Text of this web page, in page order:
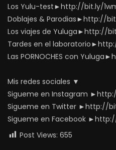
Los Yulu-test►http://bit.ly/
Doblajes & Parodias►http://
Los viajes de Yuluga►http://
Tardes en el
Las PORNOCHES con
Mis redes sociales ▼
Sigueme en Instagram
Sigueme en Twitter ►http://
Sigueme en Facebook
Post Views: 655